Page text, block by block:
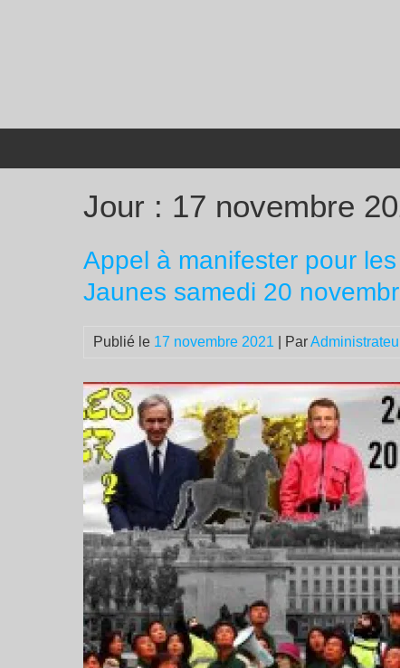
Jour : 17 novembre
Appel à manifester pour
Jaunes samedi 20
Publié le 17 novembre 2021 | Par